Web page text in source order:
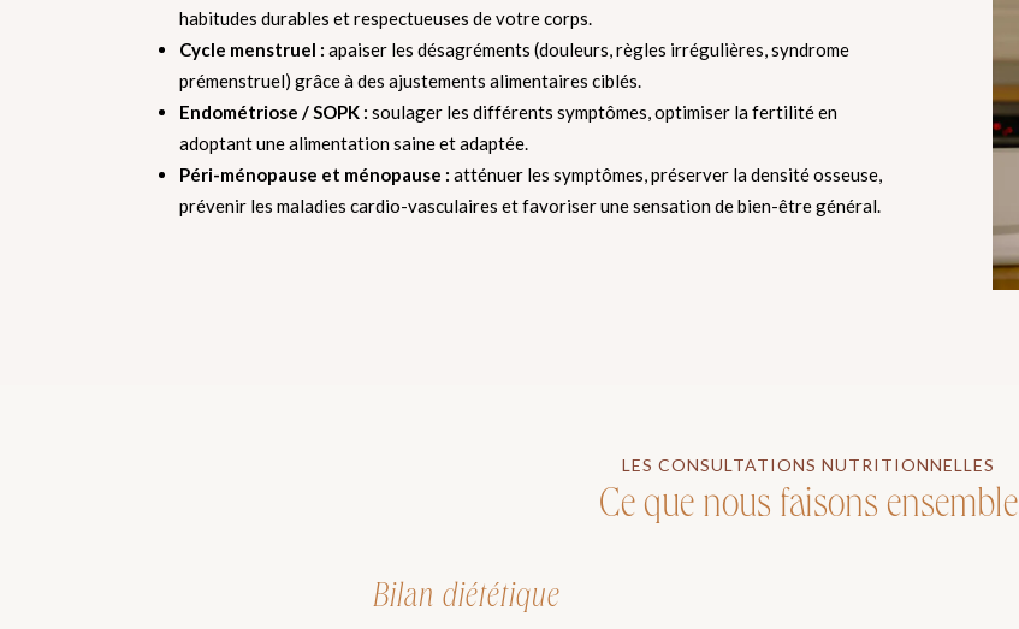
habitudes durables et respectueuses de votre corps.
Cycle menstruel : apaiser les désagréments (douleurs, règles irrégulières, syndrome
prémenstruel) grâce à des ajustements alimentaires ciblés.
Endométriose / SOPK :soulager les différents symptômes, optimiser la fertilité en
adoptant une alimentation saine et adaptée.
Péri-ménopause et ménopause : atténuer les symptômes, préserver la densité osseuse,
prévenir les maladies cardio-vasculaires et favoriser une sensation de bien-être général.
LES CONSULTATIONS NUTRITIONNELLES
Ce que nous faisons ensemble
Bilan diététique